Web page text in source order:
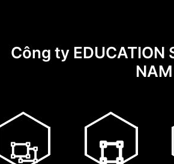
Công ty EDUCATION
NAM